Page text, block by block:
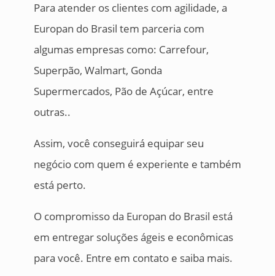
Para atender os clientes com agilidade, a
Europan do Brasil tem parceria com
algumas empresas como: Carrefour,
Superpão, Walmart, Gonda
Supermercados, Pão de Açúcar, entre
outras..
Assim, você conseguirá equipar seu
negócio com quem é experiente e também
está perto.
O compromisso da Europan do Brasil está
em entregar soluções ágeis e econômicas
para você. Entre em contato e saiba mais.